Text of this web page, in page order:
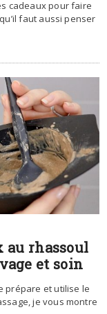
cadeaux pour faire
faut aussi penser
au rhassoul
et soin
prépare et utilise le
je vous montre